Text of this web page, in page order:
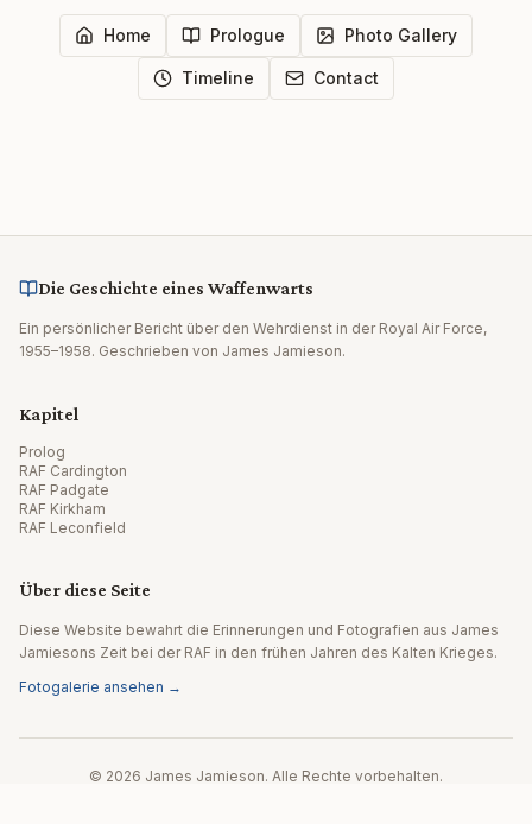
Home Prologue Photo Gallery
Timeline Contact
Die Geschichte eines Waffenwarts
Ein persönlicher Bericht über den Wehrdienst in der Royal Air Force,
1955–1958. Geschrieben von James Jamieson.
Kapitel
Prolog
RAF Cardington
RAF Padgate
RAF Kirkham
RAF Leconfield
Über diese Seite
Diese Website bewahrt die Erinnerungen und Fotografien aus James
Jamiesons Zeit bei der RAF in den frühen Jahren des Kalten Krieges.
Fotogalerie ansehen →
© 2026 James Jamieson. Alle Rechte vorbehalten.